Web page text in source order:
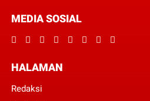
MEDIA SOSIAL
HALAMAN
Redaksi